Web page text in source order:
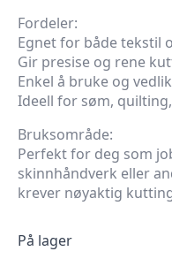
Fordeler:
Egnet for både tekstil
Gir presise og rene
Enkel å bruke og
Ideell for søm,
Bruksområde:
Perfekt for deg som
skinnhåndverk eller
krever nøyaktig
På lager